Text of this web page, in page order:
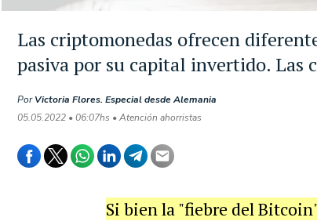
Las criptomonedas ofrecen
pasiva por su capital invertido. Las
PorVictoria Flores. Especial desde Alemania
05.05.2022 • 06:07hs • Atención ahorristas
Si bien la "fiebre del